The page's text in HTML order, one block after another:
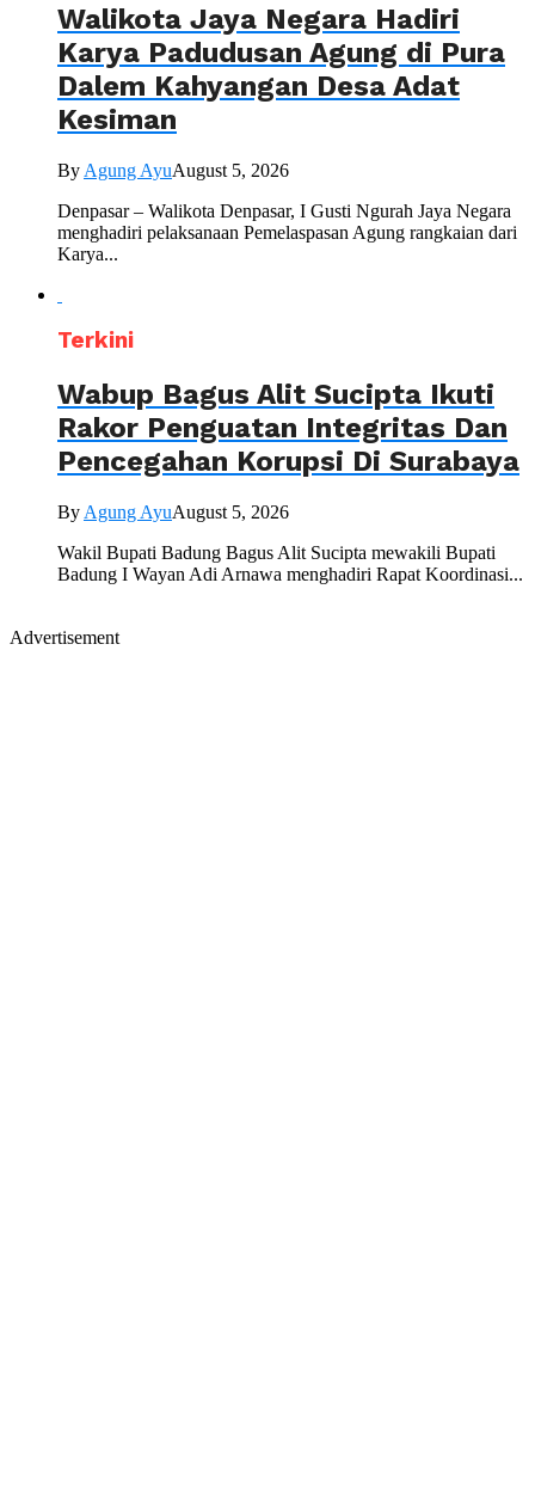
Walikota Jaya Negara Hadiri
Karya Padudusan Agung di Pura
Dalem Kahyangan Desa Adat
Kesiman
By Agung AyuAugust 5, 2026
Denpasar – Walikota Denpasar, I Gusti Ngurah Jaya Negara
menghadiri pelaksanaan Pemelaspasan Agung rangkaian dari
Karya...
Terkini
Wabup Bagus Alit Sucipta Ikuti
Rakor Penguatan Integritas Dan
Pencegahan Korupsi Di Surabaya
By Agung AyuAugust 5, 2026
Wakil Bupati Badung Bagus Alit Sucipta mewakili Bupati
Badung I Wayan Adi Arnawa menghadiri Rapat Koordinasi...
Advertisement